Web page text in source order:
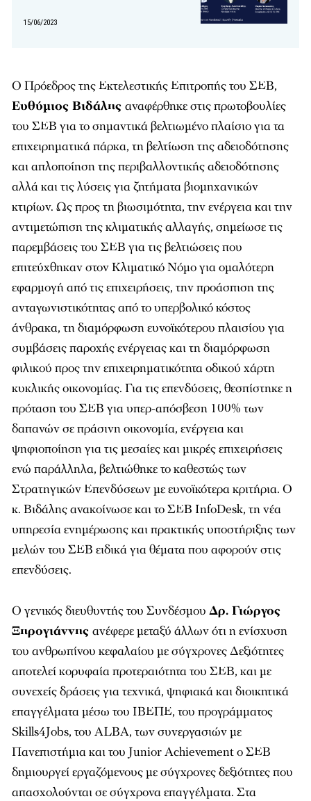
15/06/2023
Ο Πρόεδρος της Εκτελεστικής Επιτροπής του ΣΕΒ,
Ευθύμιος Βιδάλης αναφέρθηκε στις πρωτοβουλίες
του ΣΕΒ για το σημαντικά βελτιωμένο πλαίσιο για τα
επιχειρηματικά πάρκα, τη βελτίωση της αδειοδότησης
και απλοποίηση της περιβαλλοντικής αδειοδότησης
αλλά και τις λύσεις για ζητήματα βιομηχανικών
κτιρίων. Ως προς τη βιωσιμότητα, την ενέργεια και την
αντιμετώπιση της κλιματικής αλλαγής, σημείωσε τις
παρεμβάσεις του ΣΕΒ για τις βελτιώσεις που
επιτεύχθηκαν στον Κλιματικό Νόμο για ομαλότερη
εφαρμογή από τις επιχειρήσεις, την προάσπιση της
ανταγωνιστικότητας από το υπερβολικό κόστος
άνθρακα, τη διαμόρφωση ευνοϊκότερου πλαισίου για
συμβάσεις παροχής ενέργειας και τη διαμόρφωση
φιλικού προς την επιχειρηματικότητα οδικού χάρτη
κυκλικής οικονομίας. Για τις επενδύσεις, θεσπίστηκε η
πρόταση του ΣΕΒ για υπερ-απόσβεση 100% των
δαπανών σε πράσινη οικονομία, ενέργεια και
ψηφιοποίηση για τις μεσαίες και μικρές επιχειρήσεις
ενώ παράλληλα, βελτιώθηκε το καθεστώς των
Στρατηγικών Επενδύσεων με ευνοϊκότερα κριτήρια. Ο
κ. Βιδάλης ανακοίνωσε και το ΣΕΒ InfoDesk, τη νέα
υπηρεσία ενημέρωσης και πρακτικής υποστήριξης των
μελών του ΣΕΒ ειδικά για θέματα που αφορούν στις
επενδύσεις.
Ο γενικός διευθυντής του Συνδέσμου Δρ. Γιώργος
Ξηρογιάννης ανέφερε μεταξύ άλλων ότι η ενίσχυση
του ανθρωπίνου κεφαλαίου με σύγχρονες Δεξιότητες
αποτελεί κορυφαία προτεραιότητα του ΣΕΒ, και με
συνεχείς δράσεις για τεχνικά, ψηφιακά και διοικητικά
επαγγέλματα μέσω του ΙΒΕΠΕ, του προγράμματος
Skills4Jobs, του ALBΑ, των συνεργασιών με
Πανεπιστήμια και του Junior Achievement ο ΣΕΒ
δημιουργεί εργαζόμενους με σύγχρονες δεξιότητες που
απασχολούνται σε σύγχρονα επαγγέλματα. Στα